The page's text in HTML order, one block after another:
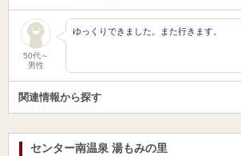
50代～
男性
ゆっくりできました。また行きます。
関連情報から探す
センター南温泉 湯もみの里